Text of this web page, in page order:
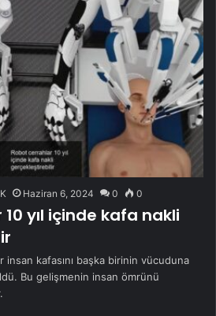
Haziran 6, 2024 0 0
yıl içinde kafa nakli
insan kafasını başka birinin vücuduna
Bu gelişmenin insan ömrünü